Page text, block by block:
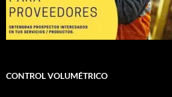
CONTROL VOLUMÉTRICO